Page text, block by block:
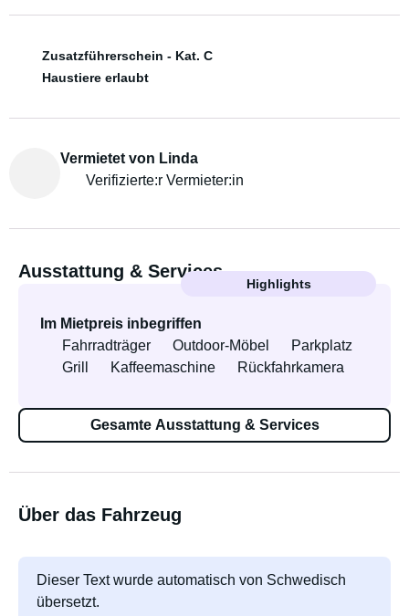
Zusatzführerschein - Kat. C
Haustiere erlaubt
Vermietet von Linda
Verifizierte:r Vermieter:in
Ausstattung & Services
Highlights
Im Mietpreis inbegriffen
Fahrradträger
Outdoor-Möbel
Parkplatz
Grill
Kaffeemaschine Rückfahrkamera
Gesamte Ausstattung & Services
Über das Fahrzeug
Dieser Text wurde automatisch von Schwedisch
übersetzt.